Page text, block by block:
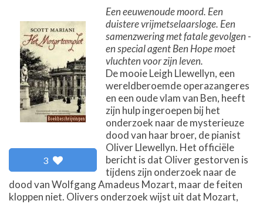
3
Een eeuwenoude moord. Een
duistere vrijmetselaarsloge. Een
samenzwering met fatale gevolgen -
en special agent Ben Hope moet
vluchten voor zijn leven.
De mooie Leigh Llewellyn, een
wereldberoemde operazangeres
en een oude vlam van Ben, heeft
zijn hulp ingeroepen bij het
onderzoek naar de mysterieuze
dood van haar broer, de pianist
Oliver Llewellyn. Het officiële
bericht is dat Oliver gestorven is
tijdens zijn onderzoek naar de
dood van Wolfgang Amadeus Mozart, maar de feiten
kloppen niet. Olivers onderzoek wijst uit dat Mozart,